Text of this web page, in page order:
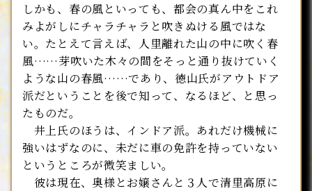
しかも、春の風といっても、都会の真ん中をこれ
みよがしにチャラチャラと吹きぬける風ではな
い。たとえて言えば、人里離れた山の中に吹く春
風……芽吹いた木々の間をそっと通り抜けていく
ような山の春風……であり、徳山氏がアウトドア
派だということを後で知って、なるほど、と思っ
たものだ。
井上氏のほうは、インドア派。あれだけ機械に
強いはずなのに、未だに車の免許を持っていない
というところが微笑ましい。
彼は現在、奥様とお嬢さんと３人で清里高原に